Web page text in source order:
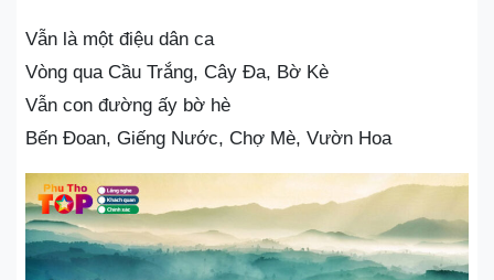
Vẫn là một điệu dân ca
Vòng qua Cầu Trắng, Cây Đa, Bờ Kè
Vẫn con đường ấy bờ hè
Bến Đoan, Giếng Nước, Chợ Mè, Vườn Hoa